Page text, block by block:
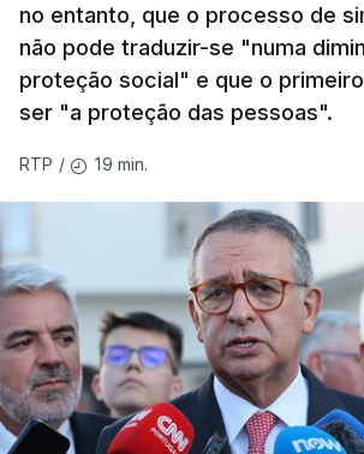
no entanto, que o processo de
não pode traduzir-se "numa
proteção social" e que o
ser "a proteção das pessoas".
RTP / 19 min.